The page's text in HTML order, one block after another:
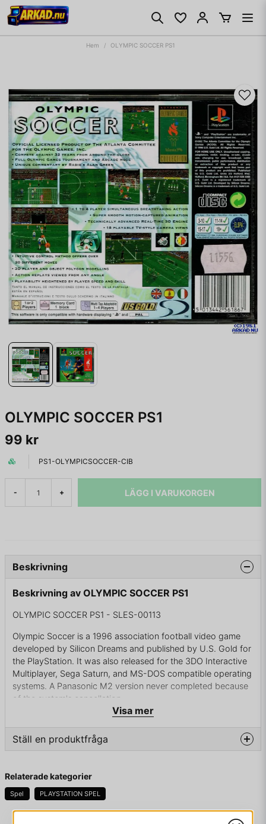
Hem OLYMPIC SOCCER PS1
OLYMPIC SOCCER PS1
99 kr
PS1-OLYMPICSOCCER-CIB
- + LÄGG I VARUKORGEN
Beskrivning
Beskrivning av OLYMPIC SOCCER PS1
OLYMPIC SOCCER PS1 - SLES-00113
Olympic Soccer is a 1996 association football video game
developed by Silicon Dreams and published by U.S. Gold for
the PlayStation. It was also released for the 3DO Interactive
Multiplayer, Sega Saturn, and MS-DOS compatible operating
systems. A Panasonic M2 version never completed because
of the system's cancellation.
Olympic Soccer is a soccer game that enables maneuvers
such as back-heel passes, one-two plays, bicycle kicks, and
diving headers.
KOMPLETT I RISIG BOX
Visa mer
Ställ en produktfråga
Fråga oss något om denna produkten...
Relaterade kategorier
Spel PLAYSTATION SPEL